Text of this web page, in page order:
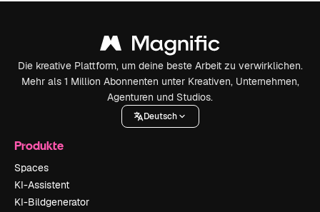
Die kreative Plattform, um deine beste Arbeit zu verwirklichen.
Mehr als 1 Million Abonnenten unter Kreativen, Unternehmen,
Agenturen und Studios.
Deutsch
Produkte
Spaces
KI-Assistent
KI-Bildgenerator